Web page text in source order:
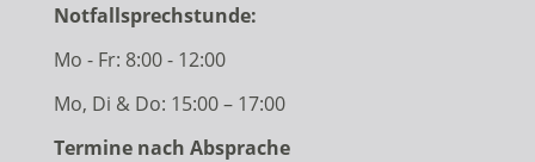
Notfallsprechstunde:
Mo - Fr: 8:00 - 12:00
Mo, Di & Do: 15:00 – 17:00
Termine nach Absprache